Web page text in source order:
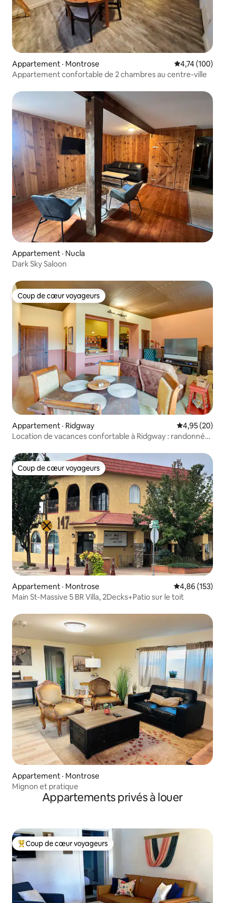
Appartement · Montrose Note
4,74 (100)
Appartement confortable de 2 chambres au centre-ville
Appartement · Nucla
Dark Sky Saloon
Coup de cœur voyageurs
Coup de cœur voyageurs
Appartement · Ridgway Note
4,95 (20)
Location de vacances confortable à Ridgway : randonnée,
Coup de cœur voyageurs
Coup de cœur voyageurs
Appartement · Montrose Note
4,86 (153)
Main St-Massive 5 BR Villa, 2Decks+Patio sur le toit
Appartement · Montrose
Mignon et pratique
Appartements privés à louer
Coup de cœur voyageurs parmi les plus aimés
Coup de cœur voyageurs